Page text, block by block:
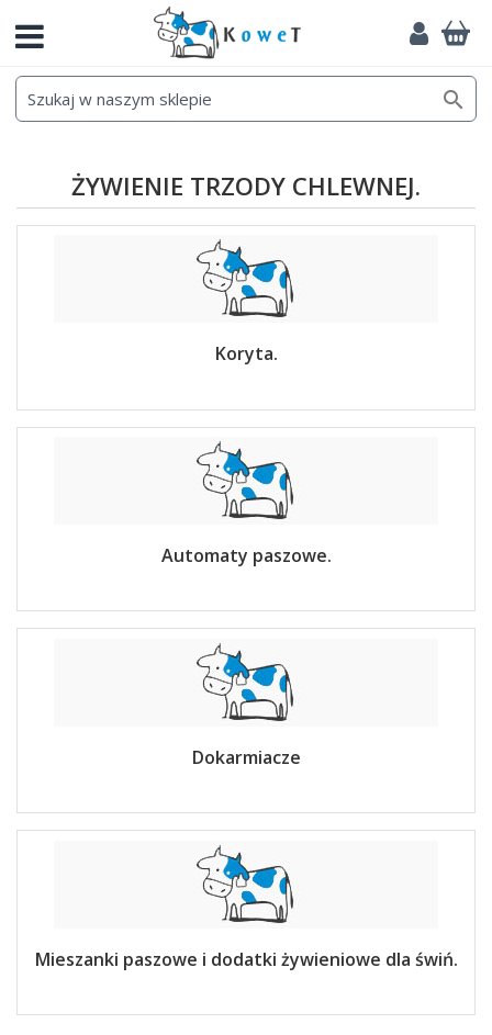

ŻYWIENIE TRZODY CHLEWNEJ.
Koryta.
Automaty paszowe.
Dokarmiacze
Mieszanki paszowe i dodatki żywieniowe dla świń.